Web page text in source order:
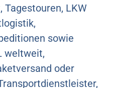
LKW
sowie
weltweit,
oder